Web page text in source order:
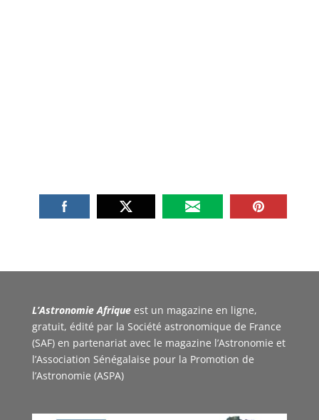
L’Astronomie Afrique est un magazine en ligne,
gratuit, édité par la Société astronomique de France
(SAF) en partenariat avec le magazine l’Astronomie et
l’Association Sénégalaise pour la Promotion de
l’Astronomie (ASPA)